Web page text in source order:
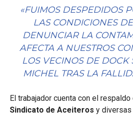
«FUIMOS DESPEDIDOS
LAS CONDICIONES
DENUNCIAR LA
AFECTA A NUESTROS
LOS VECINOS DE DOCK
MICHEL TRAS LA
El trabajador cuenta con el respaldo
Sindicato de Aceiteros y